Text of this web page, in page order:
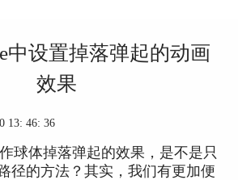
中设置掉落弹起的动画
效果
13: 46: 36
球体掉落弹起的效果，是不是只
径的方法？其实，我们有更加便